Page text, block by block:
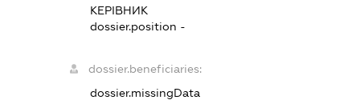
КЕРІВНИК
dossier.position -
dossier.beneficiaries:
dossier.missingData